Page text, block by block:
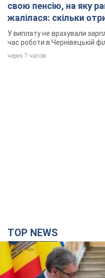
свою пенсію, на яку
жалілася: скільки
співачка
У виплату не врахували
час роботи в Чернівецькій
через 7 часов
TOP NEWS